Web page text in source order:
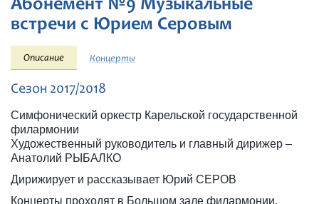
Konserttikalenteri
Festivaalit
Абонемент №9 Музыкальные
встречи с Юрием Серовым
Описание Концерты
Сезон 2017/2018
Симфонический оркестр Карельской государственной
филармонии
Художественный руководитель и главный дирижер –
Анатолий РЫБАЛКО
Дирижирует и рассказывает Юрий СЕРОВ
Концерты проходят в Большом зале филармонии.